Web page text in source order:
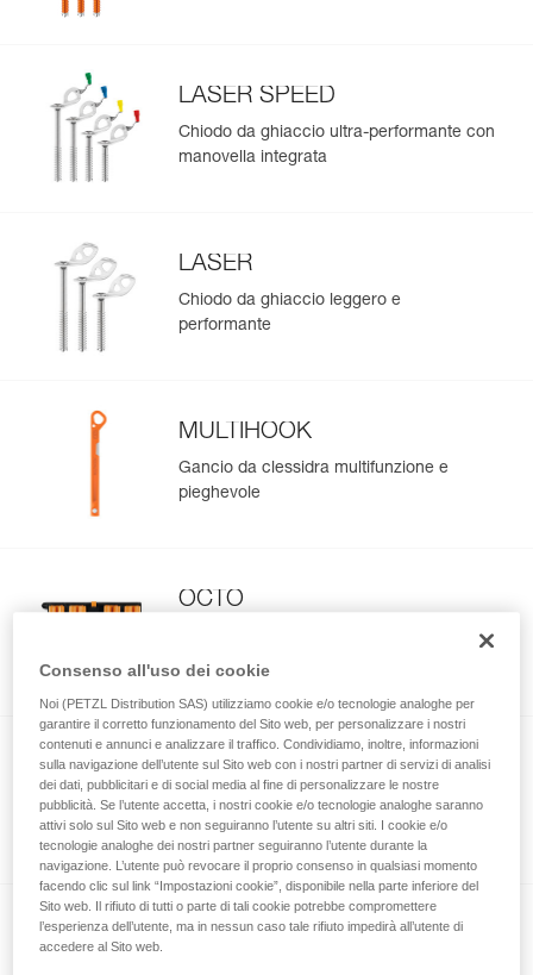
LASER SPEED
Chiodo da ghiaccio ultra-performante con
manovella integrata
LASER
Chiodo da ghiaccio leggero e
performante
MULTIHOOK
Gancio da clessidra multifunzione e
pieghevole
OCTO
chiodi da ghiaccio
LASER PROTECTION
Puntale di protezione per chiodi da
ghiaccio Petzl (confezione da 5)
COEUR BOLT STAINLESS
Consenso all'uso dei cookie
Noi (PETZL Distribution SAS) utilizziamo cookie e/o tecnologie analoghe per
garantire il corretto funzionamento del Sito web, per personalizzare i nostri
contenuti e annunci e analizzare il traffico. Condividiamo, inoltre, informazioni
sulla navigazione dell’utente sul Sito web con i nostri partner di servizi di analisi
dei dati, pubblicitari e di social media al fine di personalizzare le nostre
pubblicità. Se l’utente accetta, i nostri cookie e/o tecnologie analoghe saranno
attivi solo sul Sito web e non seguiranno l’utente su altri siti. I cookie e/o
tecnologie analoghe dei nostri partner seguiranno l’utente durante la
navigazione. L’utente può revocare il proprio consenso in qualsiasi momento
facendo clic sul link “Impostazioni cookie”, disponibile nella parte inferiore del
Sito web. Il rifiuto di tutti o parte di tali cookie potrebbe compromettere
l’esperienza dell’utente, ma in nessun caso tale rifiuto impedirà all’utente di
accedere al Sito web.